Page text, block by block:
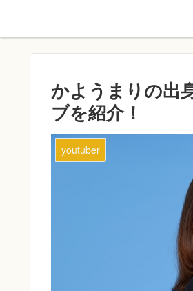
かようまりの出
ブを紹介！
youtuber